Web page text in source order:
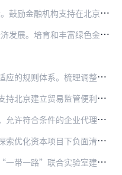
转让系统（新三板）上市的中小企业发展，探索完善普惠金融政策业务考核体系，…
级机构在京发展。支持北京绿色交易所建设全国统一的温室气体自愿减排交易中心…
性法规。积极组织相关单位开展国家级服务业标准化试点，及时总结标准化创新实践…
裁定所依据的法律、事实和情况未发生改变的情况下，可向海关提出预裁定展期申…
临床急需药品。支持在北京天竺综合保税区建立罕见病药品保障先行区，探索进口…
负面清单。探索优化合格境内有限合伙人（QDLP）与合格境外有限合伙人（QFL…
支持在京建设数字丝绸之路经济合作试验区。支持在京成立绿色丝绸之路建设专业…